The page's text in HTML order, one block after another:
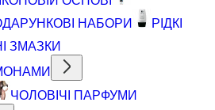
НАБОРИ
РІДКІ
ЗМАЗКИ
ЧОЛОВІЧІ ПАРФУМИ